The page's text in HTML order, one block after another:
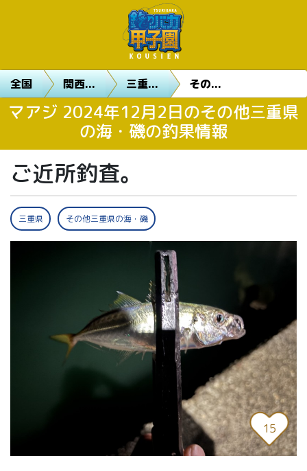
全国 関西... 三重... その...
マアジ 2024年12月2日のその他三重県
の海・磯の釣果情報
ご近所釣査。
三重県 その他三重県の海・磯
15